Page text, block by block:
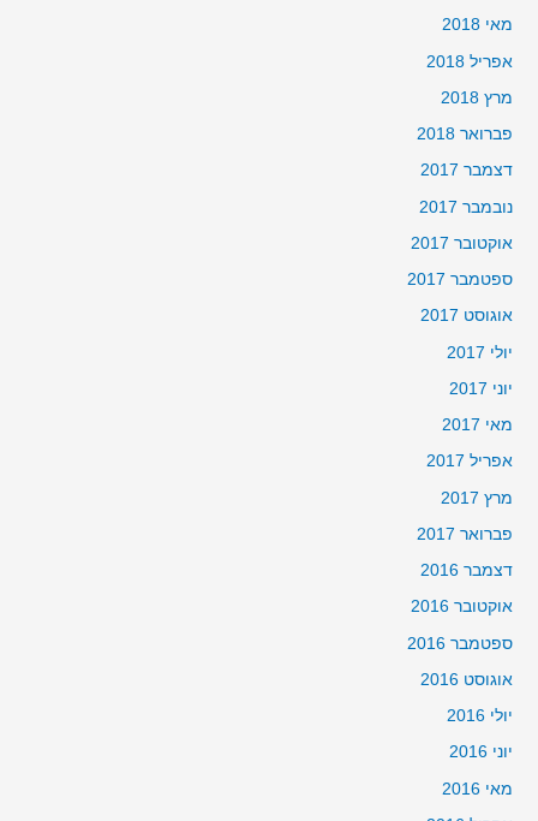
מאי 2018
אפריל 2018
מרץ 2018
פברואר 2018
דצמבר 2017
נובמבר 2017
אוקטובר 2017
ספטמבר 2017
אוגוסט 2017
יולי 2017
יוני 2017
מאי 2017
אפריל 2017
מרץ 2017
פברואר 2017
דצמבר 2016
אוקטובר 2016
ספטמבר 2016
אוגוסט 2016
יולי 2016
יוני 2016
מאי 2016